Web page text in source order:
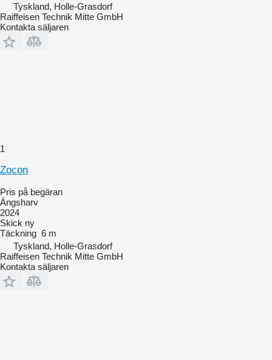
Tyskland, Holle-Grasdorf
Raiffeisen Technik Mitte GmbH
Kontakta säljaren
1
Zocon
Pris på begäran
Ängsharv
2024
Skick ny
Täckning 6 m
Tyskland, Holle-Grasdorf
Raiffeisen Technik Mitte GmbH
Kontakta säljaren